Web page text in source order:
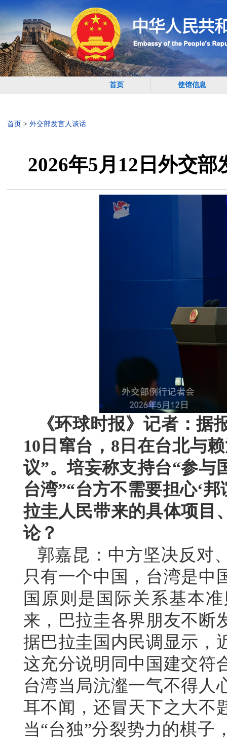
首页 使馆信息
首页 > 外交部发言人谈话
2026年5月12日外交
《环球时报》记者：据
10日窜台，8日在台北与
议”。培妄称支持台“参与
台湾”“台方不需要担心‘
拉圭人民带来的具体项目
论？
郭嘉昆：中方坚决反对
只有一个中国，台湾是中
国原则是国际关系基本
来，巴拉圭各界朋友不断
据巴拉圭国内民调显示，
这充分说明同中国建交符
台湾当局沆瀣一气不得人
耳不闻，还冒天下之大不
当“台独”分裂势力的棋子